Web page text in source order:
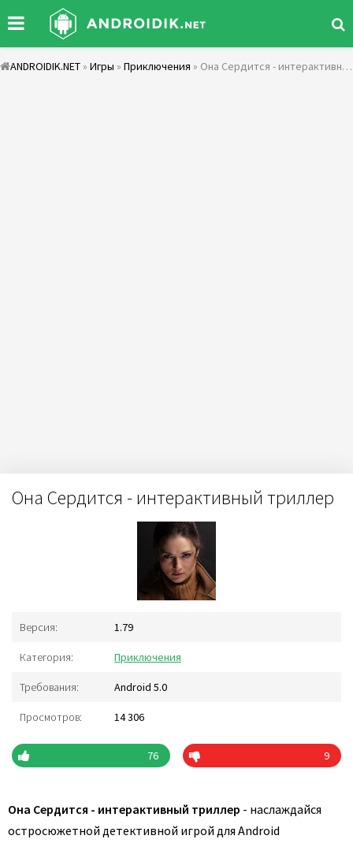
ANDROIDIK.NET » Игры » Приключения » Она Сердится - интерактивный триллер
Она Сердится - интерактивный триллер
Версия: 1.79
Категория: Приключения
Требования: Android 5.0
Просмотров: 14 306
76 9
Она Сердится - интерактивный триллер - наслаждайся
остросюжетной детективной игрой для Android